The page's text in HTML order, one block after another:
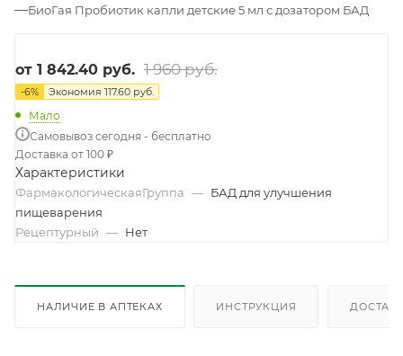
—БиоГая Пробиотик капли детские 5 мл с дозатором БАД
от 1 842.40 руб. 1 960 руб.
-6% Экономия 117.60 руб.
Мало
Самовывоз сегодня - бесплатно
Доставка от 100 ₽
Характеристики
ФармакологическаяГруппа — БАД для улучшения
пищеварения
Рецептурный — Нет
НАЛИЧИЕ В АПТЕКАХ ИНСТРУКЦИЯ